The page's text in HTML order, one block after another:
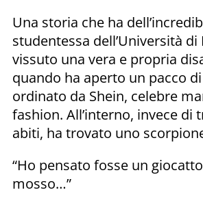
Una storia che ha
studentessa dell’Università
vissuto una vera e propria
quando ha aperto un pacco
ordinato da Shein, celebre
fashion. All’interno, invece di
abiti, ha trovato uno
“Ho pensato fosse un
mosso…”